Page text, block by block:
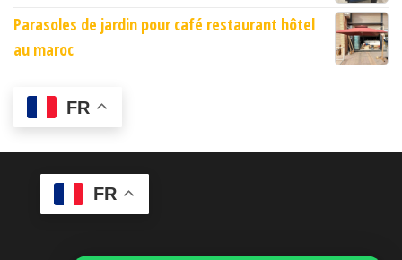
Parasoles de jardin pour café restaurant hôtel
au maroc
FR
FR